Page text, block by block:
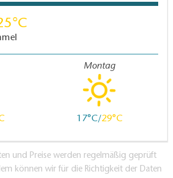
Montag
17 29
und Preise werden regelmäßig geprüft
können wir für die Richtigkeit der Daten